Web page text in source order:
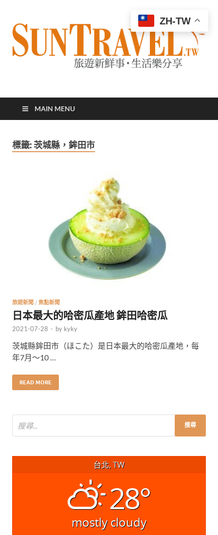
太陽網
MAIN MENU
標籤: 茨城縣，鉾田市
旅遊新聞 / 焦點新聞
日本最大的哈密瓜產地 鉾田哈密瓜
2021-07-28 - by kyky
茨城縣鉾田市（ほこた）是日本最大的哈密瓜產地，每
年7月〜10 …
READ MORE
台北, TW
28°
mostly cloudy
ZH-TW